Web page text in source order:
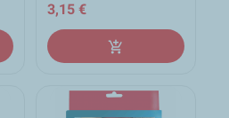
3,15 €
add_shopping_cart